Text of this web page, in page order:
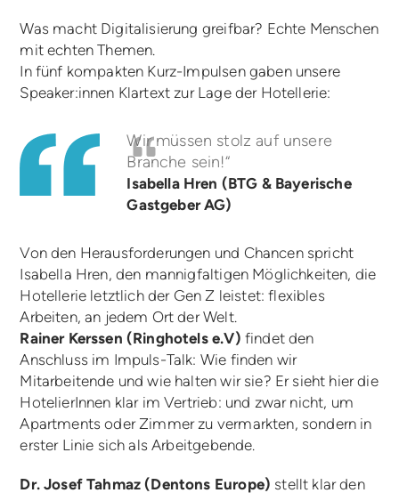
Was macht Digitalisierung greifbar? Echte Menschen
mit echten Themen.
In fünf kompakten Kurz-Impulsen gaben unsere
Speaker:innen Klartext zur Lage der Hotellerie:
Wir müssen stolz auf unsere
Branche sein!“
Isabella Hren (BTG & Bayerische
Gastgeber AG)
Von den Herausforderungen und Chancen spricht
Isabella Hren, den mannigfaltigen Möglichkeiten, die
Hotellerie letztlich der Gen Z leistet: flexibles
Arbeiten, an jedem Ort der Welt.
Rainer Kerssen (Ringhotels e.V) findet den
Anschluss im Impuls-Talk: Wie finden wir
Mitarbeitende und wie halten wir sie? Er sieht hier die
HotelierInnen klar im Vertrieb: und zwar nicht, um
Apartments oder Zimmer zu vermarkten, sondern in
erster Linie sich als Arbeitgebende.
Dr. Josef Tahmaz (Dentons Europe) stellt klar den